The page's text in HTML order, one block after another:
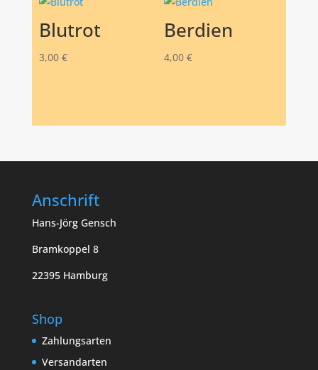
Blutrot
3,00 €
Berdien
4,00 €
Anschrift
Hans-Jörg Gensch
Bramkoppel 8
22395 Hamburg
Shop
Zahlungsarten
Versandarten